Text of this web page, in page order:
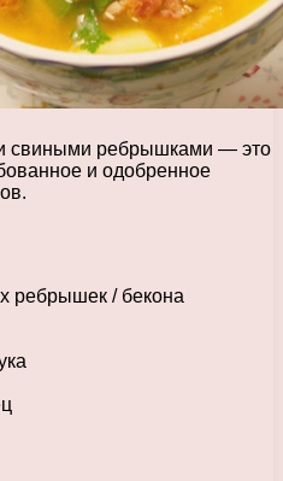
свиными ребрышками — это
и одобренное
ребрышек / бекона